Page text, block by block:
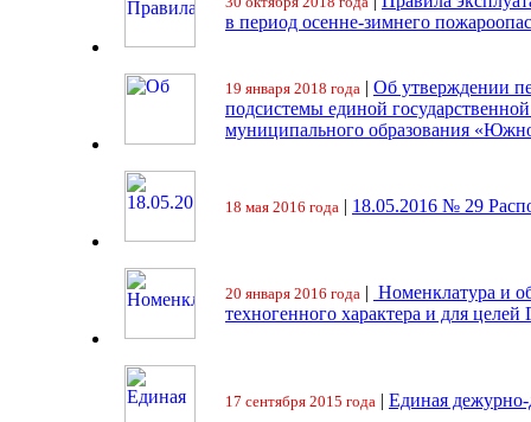
в период осенне-зимнего
19 января 2018 года | Об утверждении
подсистемы единой
муниципального образования
18 мая 2016 года | 18.05.2016 № 29
20 января 2016 года | Номенклатура и
техногенного характера и для целей
17 сентября 2015 года | Единая